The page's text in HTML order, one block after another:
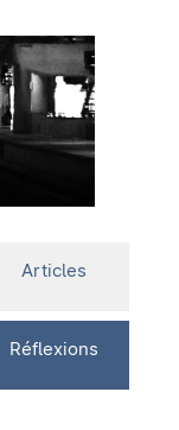
Articles
Réflexions